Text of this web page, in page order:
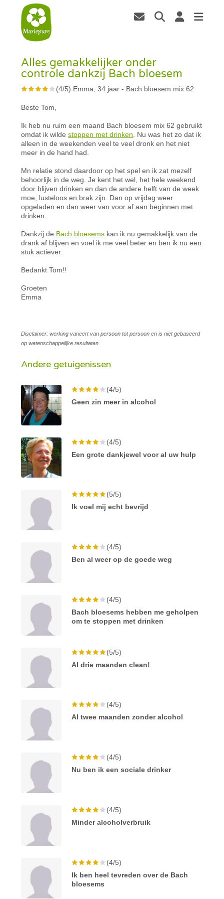
Alles gemakkelijker onder
controle dankzij Bach bloesem
(4/5) Emma, 34 jaar- Bach bloesem mix 62
Beste Tom,
Ik heb nu ruim een maand Bach bloesem mix 62 gebruikt
omdat ik wildestoppen met drinken . Nu was het zo dat ik
alleen in de weekenden veel te veel dronk en het niet
meer in de hand had.
Mn relatie stond daardoor op het spel en ik zat mezelf
behoorlijk in de weg. Je kent het wel, het hele weekend
door blijven drinken en dan de andere helft van de week
moe, lusteloos en brak zijn. Dan op vrijdag weer
opgeladen en dan weer van voor af aan beginnen met
drinken.
Dankzij de Bach bloesems kan ik nu gemakkelijk van de
drank af blijven en voel ik me veel beter en ben ik nu een
stuk actiever.
Bedankt Tom!!
Groeten
Emma
Disclaimer: werking varieert van persoon tot persoon en is niet gebaseerd
op wetenschappelijke resultaten.
Andere getuigenissen
(4/5)
Geen zin meer in alcohol
(4/5)
Een grote dankjewel voor al uw hulp
(5/5)
Ik voel mij echt bevrijd
(4/5)
Ben al weer op de goede weg
(4/5)
Bach bloesems hebben me geholpen
om te stoppen met drinken
(5/5)
Al drie maanden clean!
(4/5)
Al twee maanden zonder alcohol
(4/5)
Nu ben ik een sociale drinker
(4/5)
Minder alcoholverbruik
(4/5)
Ik ben heel tevreden over de Bach
bloesems